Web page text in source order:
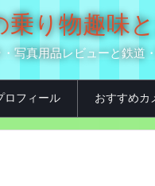
乗り物趣味
写真用品レビューと鉄道
ロフィール おすすめカ